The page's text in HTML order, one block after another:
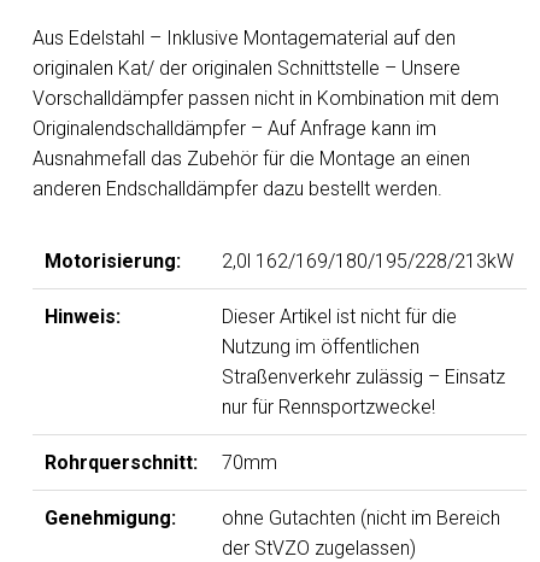
Aus Edelstahl – Inklusive Montagematerial auf den
originalen Kat/ der originalen Schnittstelle – Unsere
Vorschalldämpfer passen nicht in Kombination mit dem
Originalendschalldämpfer – Auf Anfrage kann im
Ausnahmefall das Zubehör für die Montage an einen
anderen Endschalldämpfer dazu bestellt werden.
Motorisierung: 2,0l 162/169/180/195/228/213kW
Hinweis:
Dieser Artikel ist nicht für die
Nutzung im öffentlichen
Straßenverkehr zulässig – Einsatz
nur für Rennsportzwecke!
Rohrquerschnitt: 70mm
Genehmigung:
ohne Gutachten (nicht im Bereich
der StVZO zugelassen)